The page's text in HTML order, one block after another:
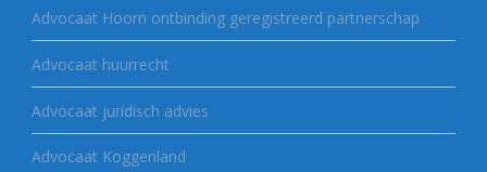
Advocaat Hoorn ontbinding geregistreerd partnerschap
Advocaat huurrecht
Advocaat juridisch advies
Advocaat Koggenland